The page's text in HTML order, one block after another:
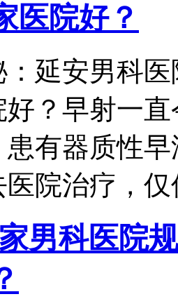
医院好？
：延安男科
好？早射一
有器质性
医院治疗，
男科医院